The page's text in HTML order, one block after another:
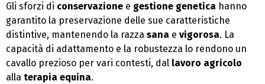
Gli sforzi di conservazione e gestione genetica hanno
garantito la preservazione delle sue caratteristiche
distintive, mantenendo la razza sana e vigorosa. La
capacità di adattamento e la robustezza lo rendono un
cavallo prezioso per vari contesti, dal lavoro agricolo
alla terapia equina.